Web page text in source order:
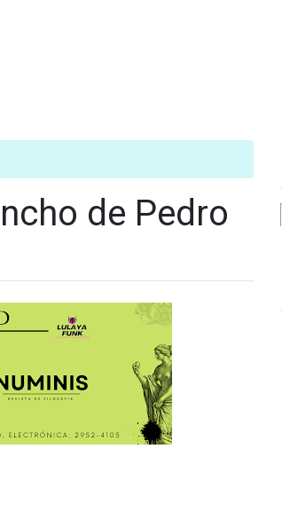
de Pedro